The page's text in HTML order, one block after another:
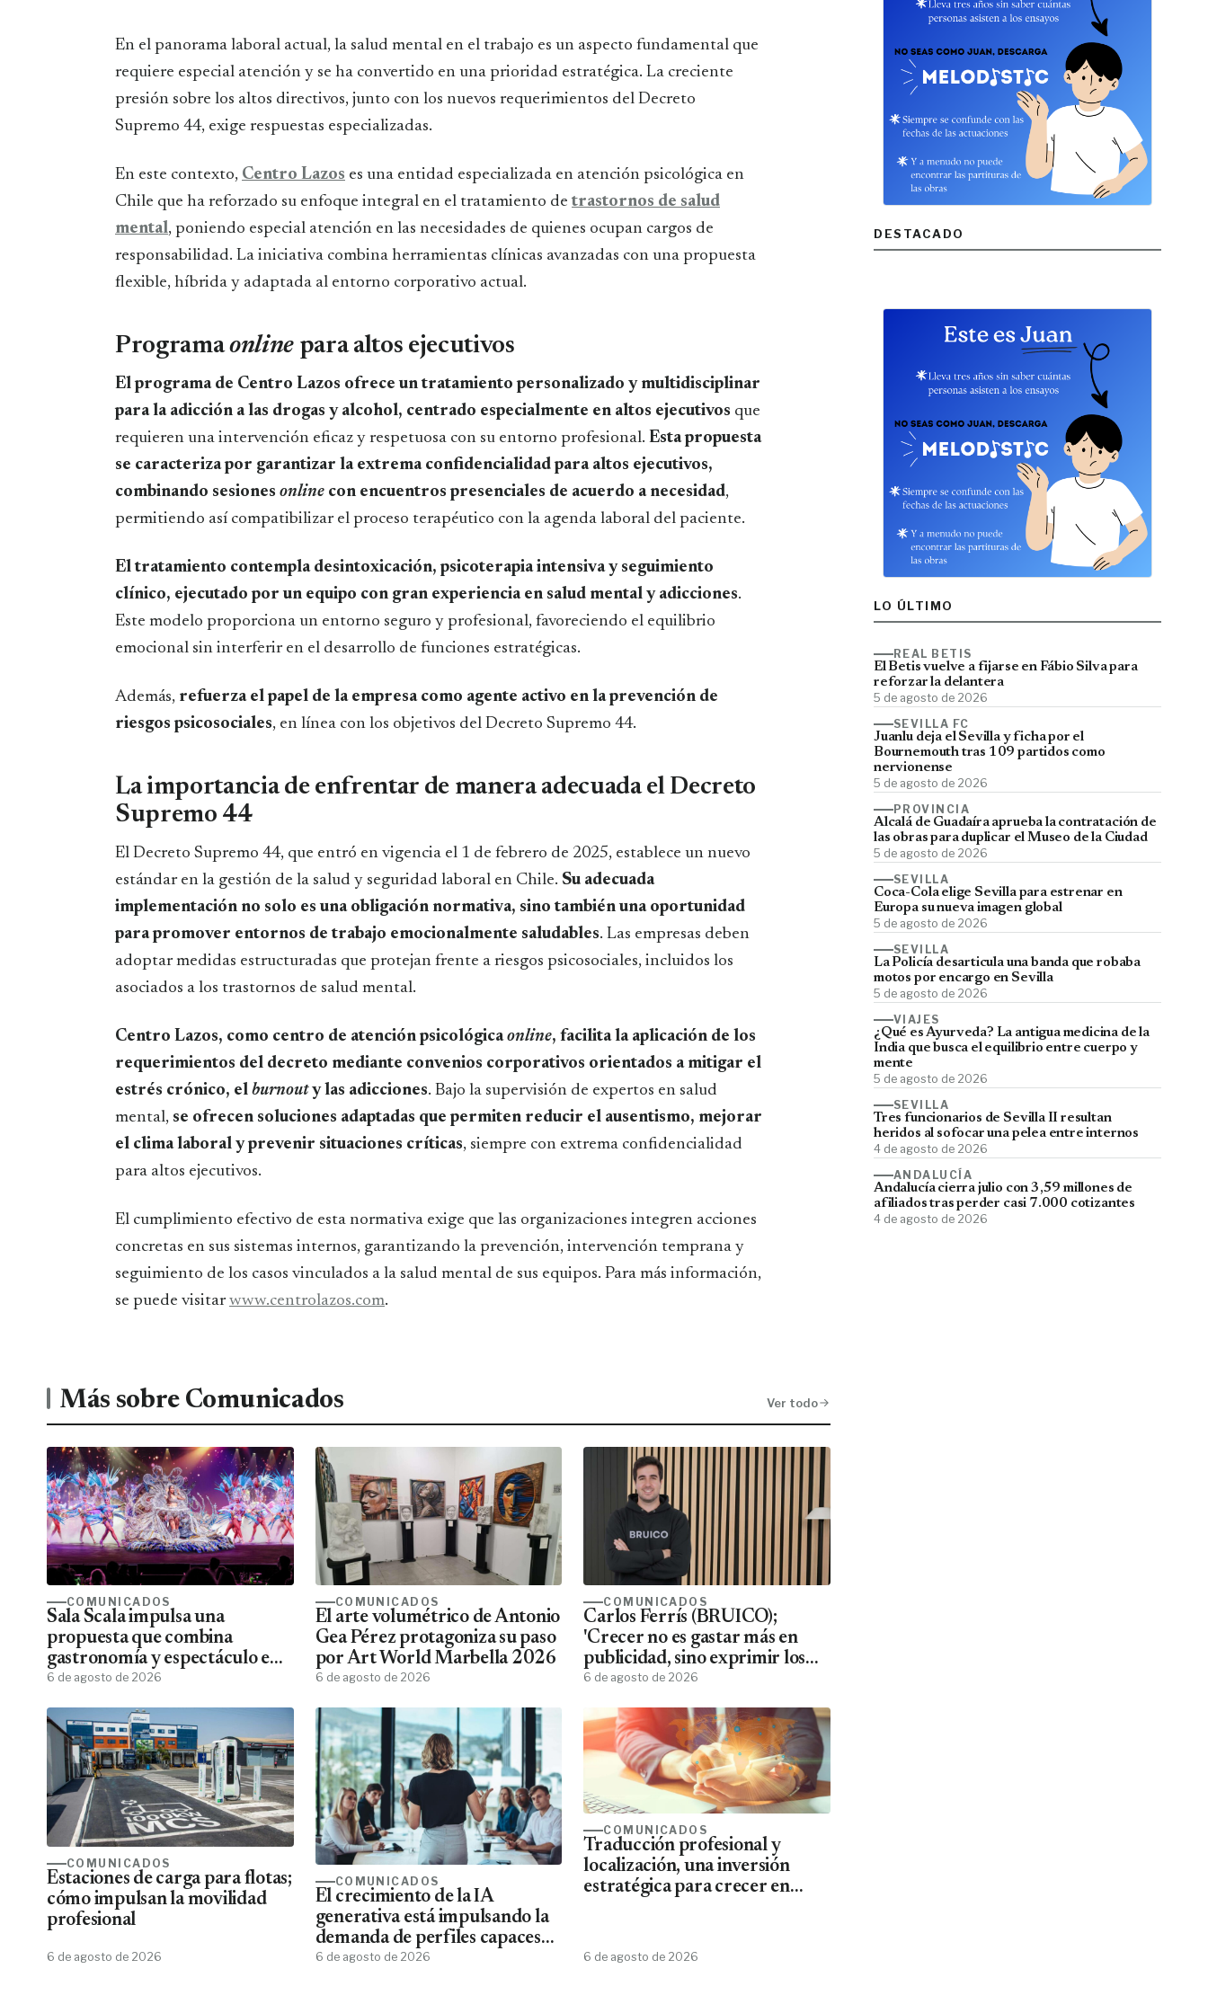
En el panorama laboral actual, la salud mental en el trabajo es un aspecto fundamental que
requiere especial atención y se ha convertido en una prioridad estratégica. La creciente
presión sobre los altos directivos, junto con los nuevos requerimientos del Decreto
Supremo 44, exige respuestas especializadas.
En este contexto, Centro Lazos es una entidad especializada en atención psicológica en
Chile que ha reforzado su enfoque integral en el tratamiento de trastornos de salud
mental, poniendo especial atención en las necesidades de quienes ocupan cargos de
responsabilidad. La iniciativa combina herramientas clínicas avanzadas con una propuesta
flexible, híbrida y adaptada al entorno corporativo actual.
Programaonlinepara altos ejecutivos
El programa de Centro Lazos ofrece un tratamiento personalizado y multidisciplinar
para la adicción a las drogas y alcohol, centrado especialmente en altos ejecutivos que
requieren una intervención eficaz y respetuosa con su entorno profesional. Esta propuesta
se caracteriza por garantizar la extrema confidencialidad para altos ejecutivos,
combinando sesiones online con encuentros presenciales de acuerdo a necesidad,
permitiendo así compatibilizar el proceso terapéutico con la agenda laboral del paciente.
El tratamiento contempla desintoxicación, psicoterapia intensiva y seguimiento
clínico, ejecutado por un equipo con gran experiencia en salud mental y adicciones.
Este modelo proporciona un entorno seguro y profesional, favoreciendo el equilibrio
emocional sin interferir en el desarrollo de funciones estratégicas.
Además, refuerza el papel de la empresa como agente activo en la prevención de
riesgos psicosociales, en línea con los objetivos del Decreto Supremo 44.
La importancia de enfrentar de manera adecuada el Decreto
Supremo 44
El Decreto Supremo 44, que entró en vigencia el 1 de febrero de 2025, establece un nuevo
estándar en la gestión de la salud y seguridad laboral en Chile. Su adecuada
implementación no solo es una obligación normativa, sino también una oportunidad
para promover entornos de trabajo emocionalmente saludables. Las empresas deben
adoptar medidas estructuradas que protejan frente a riesgos psicosociales, incluidos los
asociados a los trastornos de salud mental.
Centro Lazos, como centro de atención psicológicaonline, facilita la aplicación de los
requerimientos del decreto mediante convenios corporativos orientados a mitigar el
estrés crónico, el burnouty las adicciones. Bajo la supervisión de expertos en salud
mental, se ofrecen soluciones adaptadas que permiten reducir el ausentismo, mejorar
el clima laboral y prevenir situaciones críticas, siempre con extrema confidencialidad
para altos ejecutivos.
El cumplimiento efectivo de esta normativa exige que las organizaciones integren acciones
concretas en sus sistemas internos, garantizando la prevención, intervención temprana y
seguimiento de los casos vinculados a la salud mental de sus equipos. Para más información,
se puede visitarwww.centrolazos.com.
Más sobre Comunicados Ver todo
COMUNICADOS
Sala Scala impulsa una
propuesta que combina
gastronomía y espectáculo en
Gran Canaria
6 de agosto de 2026
COMUNICADOS
El arte volumétrico de Antonio
Gea Pérez protagoniza su paso
por Art World Marbella 2026
6 de agosto de 2026
COMUNICADOS
Carlos Ferrís (BRUICO);
'Crecer no es gastar más en
publicidad, sino exprimir los
datos que ya tienes'
6 de agosto de 2026
COMUNICADOS
Estaciones de carga para flotas;
cómo impulsan la movilidad
profesional
6 de agosto de 2026
COMUNICADOS
El crecimiento de la IA
generativa está impulsando la
demanda de perfiles capaces
de aplicar esta tecnología
6 de agosto de 2026
COMUNICADOS
Traducción profesional y
localización, una inversión
estratégica para crecer en
6 de agosto de 2026
DESTACADO
LO ÚLTIMO
REAL BETIS
El Betis vuelve a fijarse en Fábio Silva para
reforzar la delantera
5 de agosto de 2026
SEVILLA FC
Juanlu deja el Sevilla y ficha por el
Bournemouth tras 109 partidos como
nervionense
5 de agosto de 2026
PROVINCIA
Alcalá de Guadaíra aprueba la contratación de
las obras para duplicar el Museo de la Ciudad
5 de agosto de 2026
SEVILLA
Coca-Cola elige Sevilla para estrenar en
Europa su nueva imagen global
5 de agosto de 2026
SEVILLA
La Policía desarticula una banda que robaba
motos por encargo en Sevilla
5 de agosto de 2026
VIAJES
¿Qué es Ayurveda? La antigua medicina de la
India que busca el equilibrio entre cuerpo y
mente
5 de agosto de 2026
SEVILLA
Tres funcionarios de Sevilla II resultan
heridos al sofocar una pelea entre internos
4 de agosto de 2026
ANDALUCÍA
Andalucía cierra julio con 3,59 millones de
afiliados tras perder casi 7.000 cotizantes
4 de agosto de 2026